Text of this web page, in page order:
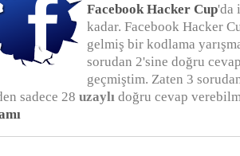
Facebook Hacker Cup'da
kadar. Facebook Hacker
gelmiş bir kodlama
sorudan 2'sine doğru
geçmiştim. Zaten 3
sadece 28 uzaylı doğru cevap